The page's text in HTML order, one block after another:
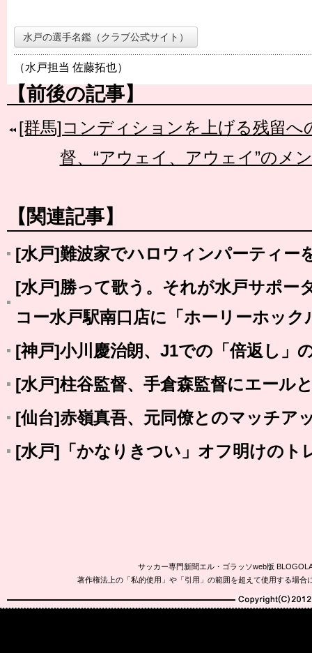
水戸の選手名鑑（クラブ公式サイト）
（水戸担当 佐藤拓也）
【前後の記事】
[群馬]コンディションを上げる残留へ
督、“アウェイ、アウェイ”のメ
【関連記事】
[水戸]難波家でハロウィンパーティー
[水戸]勝って歌う。それが水戸サポー
コー水戸駅南口店に「ホーリーホック
[神戸]小川慶治朗、J1での「倍返し」
[水戸]柱谷監督、手倉森監督にエール
[仙台]赤嶺真吾、元同僚とのマッチア
[水戸]「かなりきつい」オフ明けのト
サッカー専門新聞エル・ゴラッソweb版
著作権法上の「私的使用」や「引用」の範囲を超えて使用する場
Copyright(C)2010-